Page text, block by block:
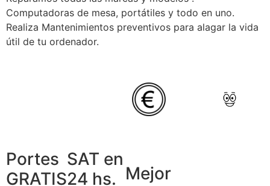
Computadoras de mesa, portátiles y todo en uno.
Realiza Mantenimientos preventivos para alagar la vida
útil de tu ordenador.
Portes
GRATIS
SAT en
24 hs. Mejor